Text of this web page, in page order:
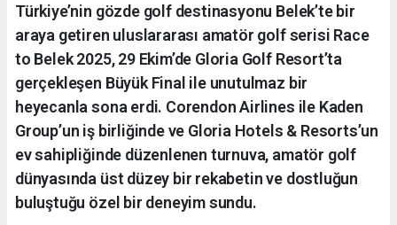
Türkiye’nin gözde golf destinasyonu Belek’te bir
araya getiren uluslararası amatör golf serisi Race
to Belek 2025, 29 Ekim’de Gloria Golf Resort’ta
gerçekleşen Büyük Final ile unutulmaz bir
heyecanla sona erdi. Corendon Airlines ile Kaden
Group’un iş birliğinde ve Gloria Hotels & Resorts’un
ev sahipliğinde düzenlenen turnuva, amatör golf
dünyasında üst düzey bir rekabetin ve dostluğun
buluştuğu özel bir deneyim sundu.